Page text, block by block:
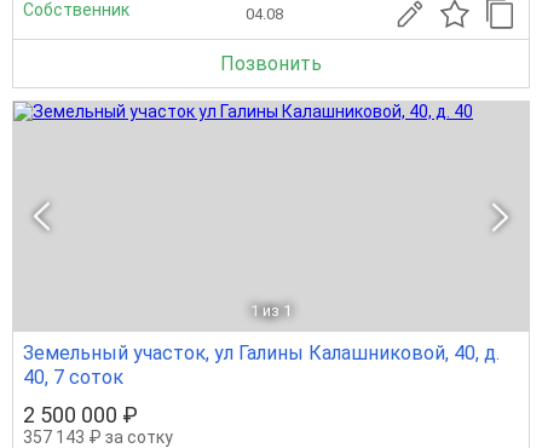
Собственник 04.08
Позвонить
1 из 1
Земельный участок, ул Галины Калашниковой, 40, д.
40, 7 соток
2 500 000 ₽
357 143 ₽ за сотку